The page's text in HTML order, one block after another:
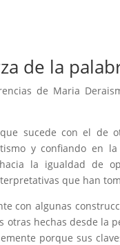
de la
de Maria
sucede con el de
y confiando en
la igualdad de
que han
con algunas
otras hechas desde la
porque sus